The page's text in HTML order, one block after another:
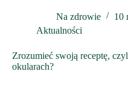
Na zdrowie
10
Aktualności
Zrozumieć swoją receptę,
okularach?